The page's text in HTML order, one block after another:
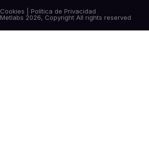
Cookies | Política de Privacidad
Metlabs 2026, Copyright All rights reserved